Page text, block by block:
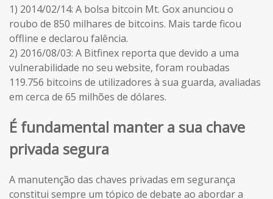
1) 2014/02/14: A bolsa bitcoin Mt. Gox anunciou o
roubo de 850 milhares de bitcoins. Mais tarde ficou
offline e declarou falência.
2) 2016/08/03: A Bitfinex reporta que devido a uma
vulnerabilidade no seu website, foram roubadas
119.756 bitcoins de utilizadores à sua guarda, avaliadas
em cerca de 65 milhões de dólares.
É fundamental manter a sua chave
privada segura
A manutenção das chaves privadas em segurança
constitui sempre um tópico de debate ao abordar a